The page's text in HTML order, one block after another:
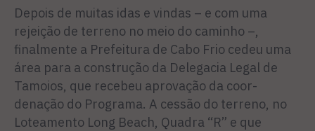
Depois de muitas idas e vindas – e com uma
rejeição de terreno no meio do caminho –,
finalmen­te a Prefeitura de Cabo Frio ce­deu uma
área para a construção da Delegacia Legal de
Tamoios, que recebeu aprovação da coor­
denação do Programa. A cessão do terreno, no
Loteamento Long Beach, Quadra “R” e que